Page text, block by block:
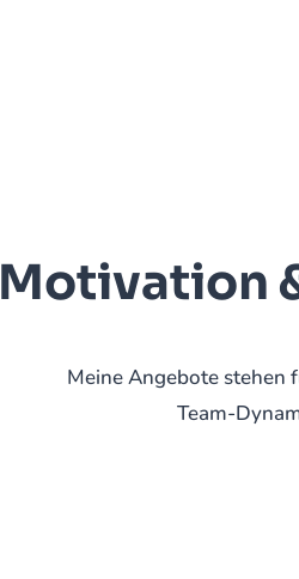
Motivation
Meine Angebote stehen
Team-